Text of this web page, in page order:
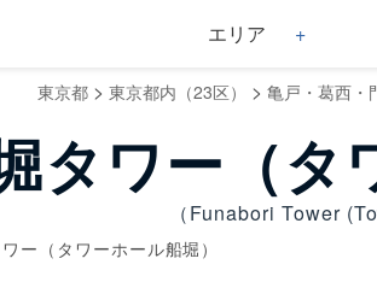
エリア
東京都> 東京都内（23区） > 亀戸・葛西・
タワー（タ
（Funabori Tower
ー（タワーホール船堀）